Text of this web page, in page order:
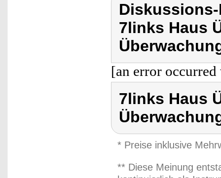
7links Haus
[an error
7links Haus
* Preise inklusive
** Diese Meinung